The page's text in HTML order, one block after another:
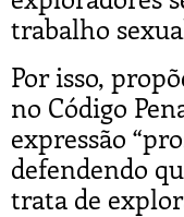
trabalho
Por isso,
no Código
expressão
defendendo
trata de